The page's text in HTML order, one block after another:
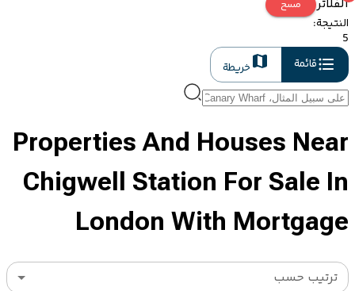
الفلاتر مسح
النتيجة:
5
قائمة
خريطة
Properties And Houses Near
Chigwell Station For Sale In
London With Mortgage
ترتيب حسب